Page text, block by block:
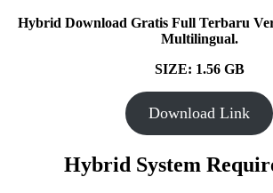
Hybrid Download Gratis Full Terbaru
Multilingual.
SIZE: 1.56 GB
Download Link
Hybrid System